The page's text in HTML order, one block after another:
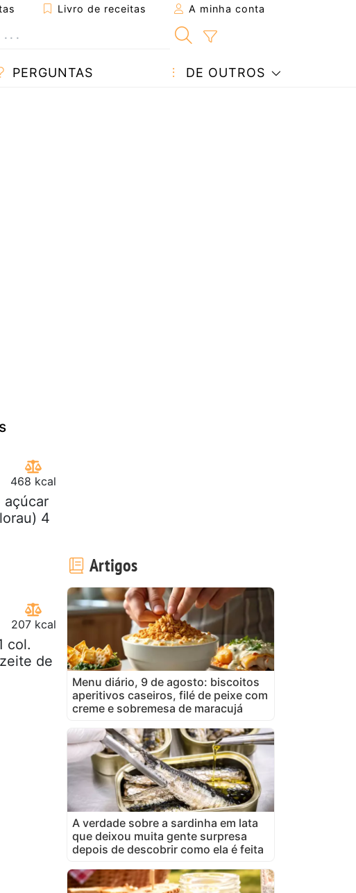
Livro de receitas A minha conta
PERGUNTAS DE OUTROS
468 kcal
açúcar
4
207 kcal
col.
de
Artigos
Menu diário, 9 de agosto: biscoitos
aperitivos caseiros, filé de peixe com
creme e sobremesa de maracujá
A verdade sobre a sardinha em lata
que deixou muita gente surpresa
depois de descobrir como ela é feita